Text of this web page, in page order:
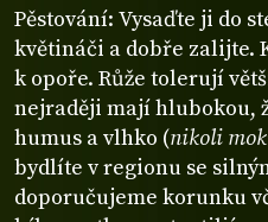
Pěstování: Vysaďte ji do
květináči a dobře zalijte.
k opoře. Růže tolerují
nejraději mají hlubokou,
humus a vlhko (nikoli
bydlíte v regionu se
doporučujeme korunku